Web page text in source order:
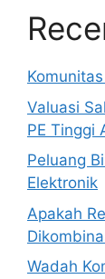
Valuasi
PE Tinggi
Peluang
Elektronik
Apakah
Wadah